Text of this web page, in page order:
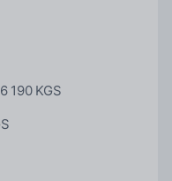
190 KGS